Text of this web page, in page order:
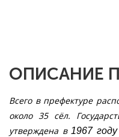
ОПИСАНИЕ
Всего в префектуре
около 35 сёл.
утверждена в1967